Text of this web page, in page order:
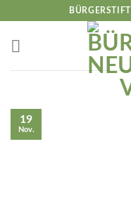
content
19
Nov.